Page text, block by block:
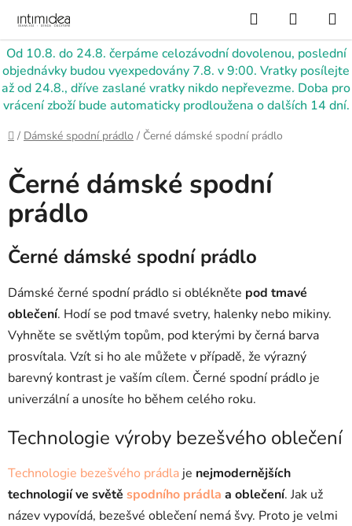
obsah
Od 10.8. do 24.8. čerpáme celozávodní dovolenou, poslední
objednávky budou vyexpedovány 7.8. v 9:00. Vratky posílejte
až od 24.8., dříve zaslané vratky nikdo nepřevezme. Doba pro
vrácení zboží bude automaticky prodloužena o dalších 14 dní.
Hledat
KOŠÍK
Domů
/ Dámské spodní prádlo / Černé dámské spodní prádlo
Černé dámské spodní
prádlo
Černé dámské spodní prádlo
Dámské černé spodní prádlo si oblékněte pod tmavé
oblečení. Hodí se pod tmavé svetry, halenky nebo mikiny.
Vyhněte se světlým topům, pod kterými by černá barva
prosvítala. Vzít si ho ale můžete v případě, že výrazný
barevný kontrast je vaším cílem. Černé spodní prádlo je
univerzální a unosíte ho během celého roku.
Technologie výroby bezešvého oblečení
Technologie bezešvého prádlaje nejmodernějších
technologií ve světě spodního prádla a oblečení. Jak už
název vypovídá, bezešvé oblečení nemá švy. Proto je velmi